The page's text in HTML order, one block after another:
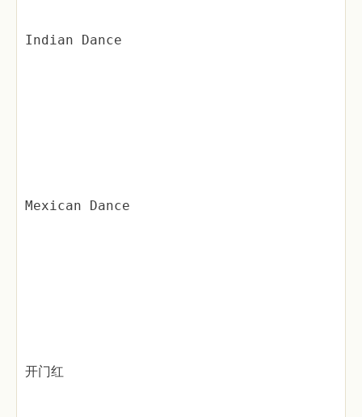
Indian Dance
Mexican Dance
开门红